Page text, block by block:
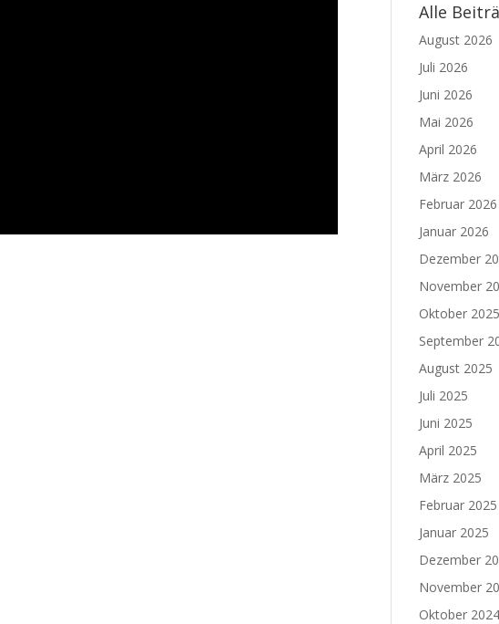
Alle
August 2026
Juli 2026
Juni 2026
Mai 2026
April 2026
März 2026
Februar 2026
Januar 2026
Dezember
November
Oktober 2025
September
August 2025
Juli 2025
Juni 2025
April 2025
März 2025
Februar 2025
Januar 2025
Dezember
November
Oktober 2024